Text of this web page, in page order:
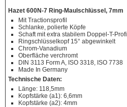
Hazet 600N-7 Ring-Maulschlüssel, 7mm
Mit Tractionsprofil
Schlanke, polierte Köpfe
Schaft mit extra stabilem Doppel-T-Profil
Ringschlüsselkopf 15° abgewinkelt
Chrom-Vanadium
Oberfläche verchromt
DIN 3113 Form A, ISO 3318, ISO 7738
Made In Germany
Technische Daten:
Länge: 118,5mm
Kopfstärke (a1): 6,6mm
Kopfstärke (a2): 4mm